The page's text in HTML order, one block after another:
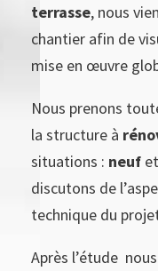
terrasse, nous
chantier afin de
mise en œuvre
Nous prenons
la structure à
situations : neufet
discutons de
technique du
Après l’étude